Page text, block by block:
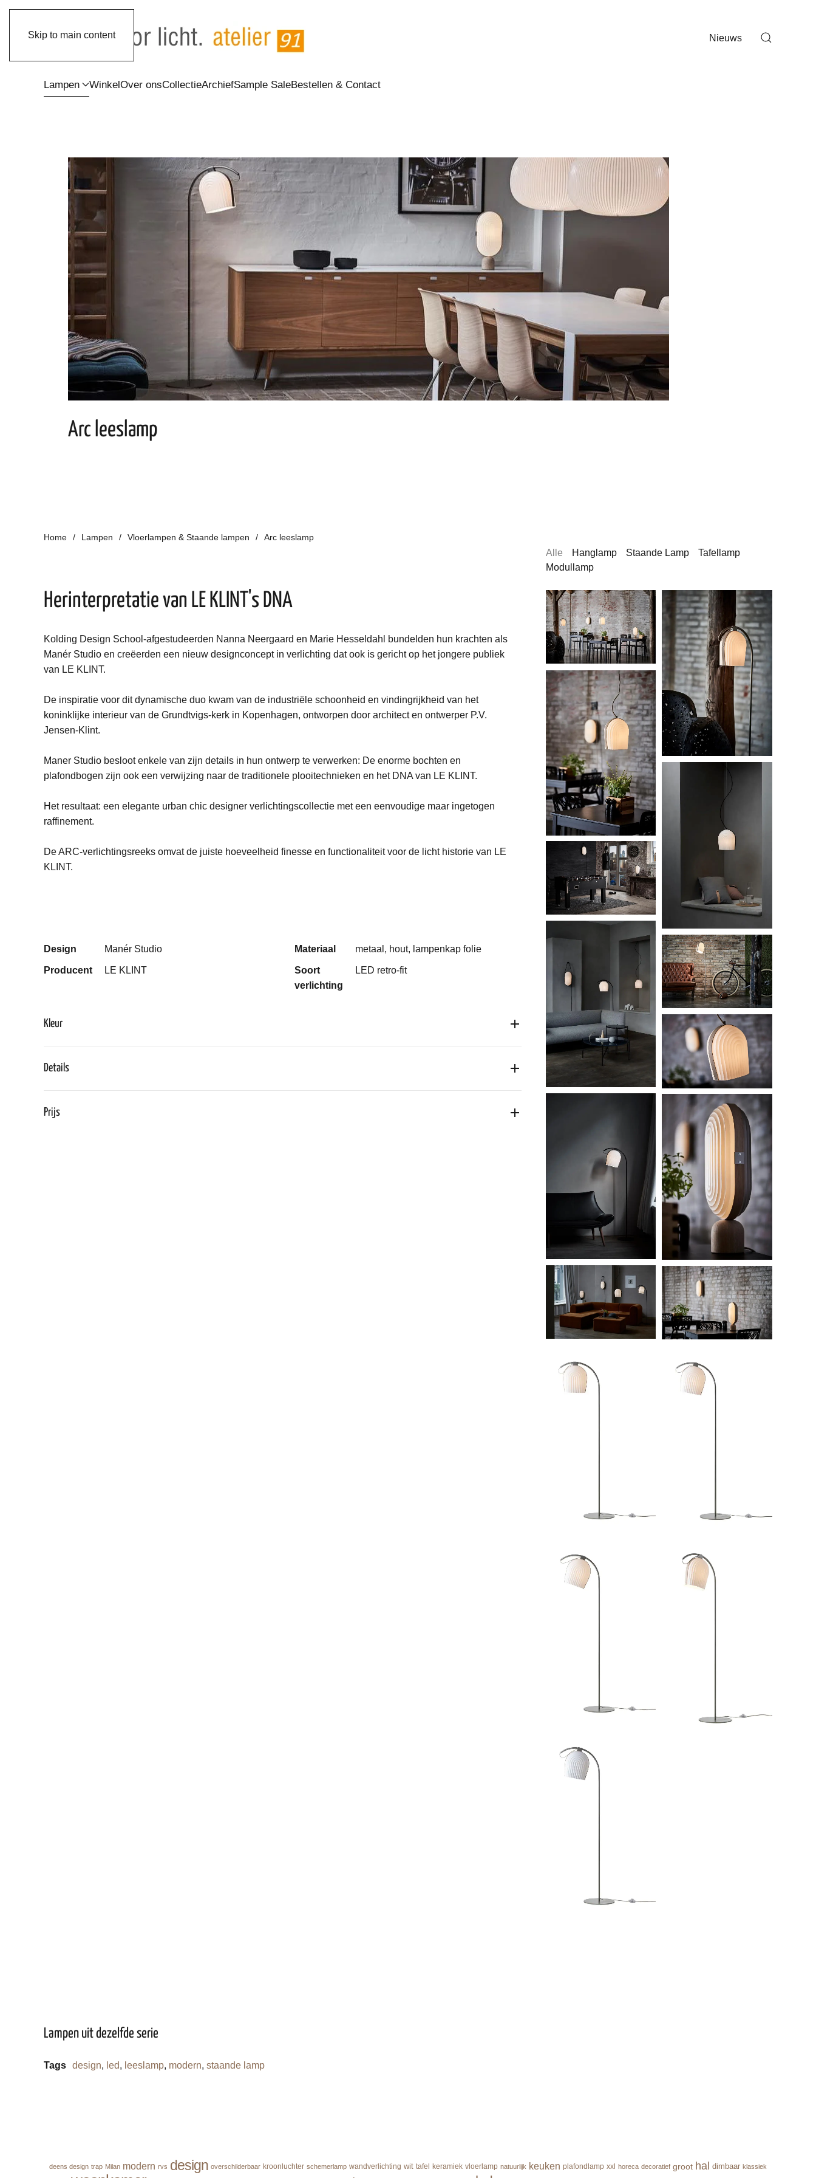
Skip to main content Nieuws
Lampen WinkelOver onsCollectieArchiefSample SaleBestellen & Contact
Arc leeslamp
Home Lampen Vloerlampen & Staande lampen Arc leeslamp
Herinterpretatie van LE KLINT's DNA
Kolding Design School-afgestudeerden Nanna Neergaard en Marie Hesseldahl bundelden hun krachten als
Manér Studio en creëerden een nieuw designconcept in verlichting dat ook is gericht op het jongere publiek
van LE KLINT.
De inspiratie voor dit dynamische duo kwam van de industriële schoonheid en vindingrijkheid van het
koninklijke interieur van de Grundtvigs-kerk in Kopenhagen, ontworpen door architect en ontwerper P.V.
Jensen-Klint.
Maner Studio besloot enkele van zijn details in hun ontwerp te verwerken: De enorme bochten en
plafondbogen zijn ook een verwijzing naar de traditionele plooitechnieken en het DNA van LE KLINT.
Het resultaat: een elegante urban chic designer verlichtingscollectie met een eenvoudige maar ingetogen
raffinement.
De ARC-verlichtingsreeks omvat de juiste hoeveelheid finesse en functionaliteit voor de licht historie van LE
KLINT.
Design Manér Studio
Producent LE KLINT
Materiaal metaal, hout, lampenkap folie
Soort
verlichting
LED retro-fit
Kleur
Details
Prijs
Alle Hanglamp Staande Lamp
Tafellamp
Modullamp
Lampen uit dezelfde serie
Tags design, led, leeslamp, modern, staande lamp
deens design trap Milan modern rvs design overschilderbaar kroonluchter schemerlamp wandverlichting wit tafel keramiek vloerlamp natuurlijk keuken plafondlamp xxl horeca decoratief groot hal dimbaar klassiek